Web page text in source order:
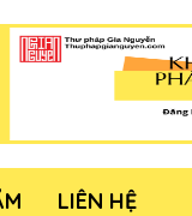
LIÊN HỆ